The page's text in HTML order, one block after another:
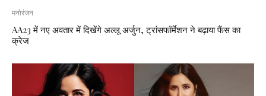
मनोरंजन
AA23 में नए अवतार में दिखेंगे अल्लू अर्जुन, ट्रांसफॉर्मेशन ने बढ़ाया फैंस का
क्रेज